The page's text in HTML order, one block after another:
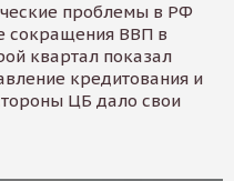
проблемы в РФ
сокращения ВВП в
квартал показал
кредитования и
ЦБ дало свои